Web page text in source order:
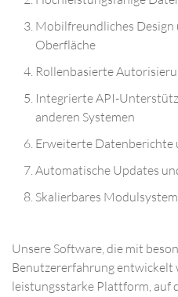
Mobilfreundliches
Oberfläche
Rollenbasierte
Integrierte API-
anderen Systemen
Erweiterte Datenberichte
Automatische Updates
Skalierbares
Unsere Software, die mit
Benutzererfahrung entwickelt
leistungsstarke Plattform, auf